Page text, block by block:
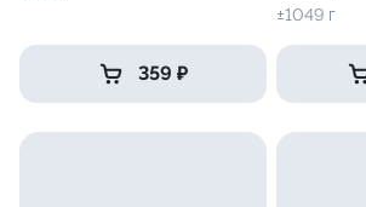
359 ₽
±1049 г